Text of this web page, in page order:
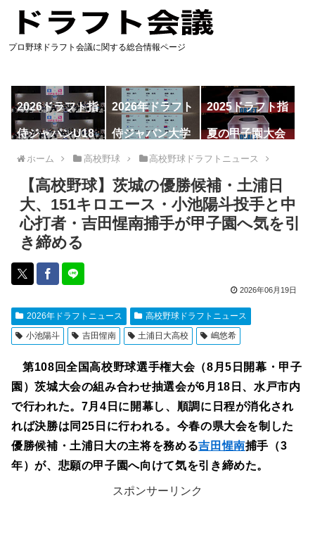
プロ野球ドラフト会議に関する総合情報ページ
2026ドラフト指
名予想
2026年ドラフト
候補
2025ドラフト指
名一覧
侍ジャパンU18
代表
侍ジャパン大学
代表
夏の甲子園大会
ホーム 高校野球 高校野球ドラフトニュース
【高校野球】茨城の優勝候補・土浦日
大、151キロエース・小池陽斗投手と中
心打者・吉田惺南捕手が甲子園へ気を引
き締める
2026年06月19日
2026年ドラフトニュース
高校野球ドラフトニュース
小池陽斗
吉田惺南 土浦日大高校 嶋悠希
第108回全国高校野球選手権大会（8月5日開幕・甲子
園）茨城大会の組み合わせ抽選会が6月18日、水戸市内
で行われた。7月4日に開幕し、順調に日程が消化され
れば決勝は同25日に行われる。今春の県大会を制した
優勝候補・土浦日大の主将を務める吉田惺南捕手（3
年）が、悲願の甲子園へ向けて気を引き締めた。
スポンサーリンク